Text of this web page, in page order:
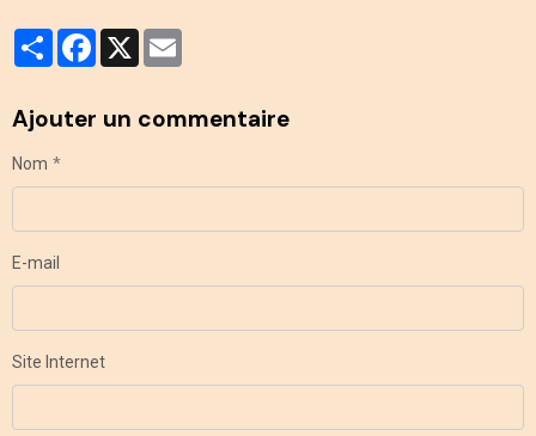
PartagerFacebook
X
Ajouter un commentaire
Nom
E-mail
Site Internet